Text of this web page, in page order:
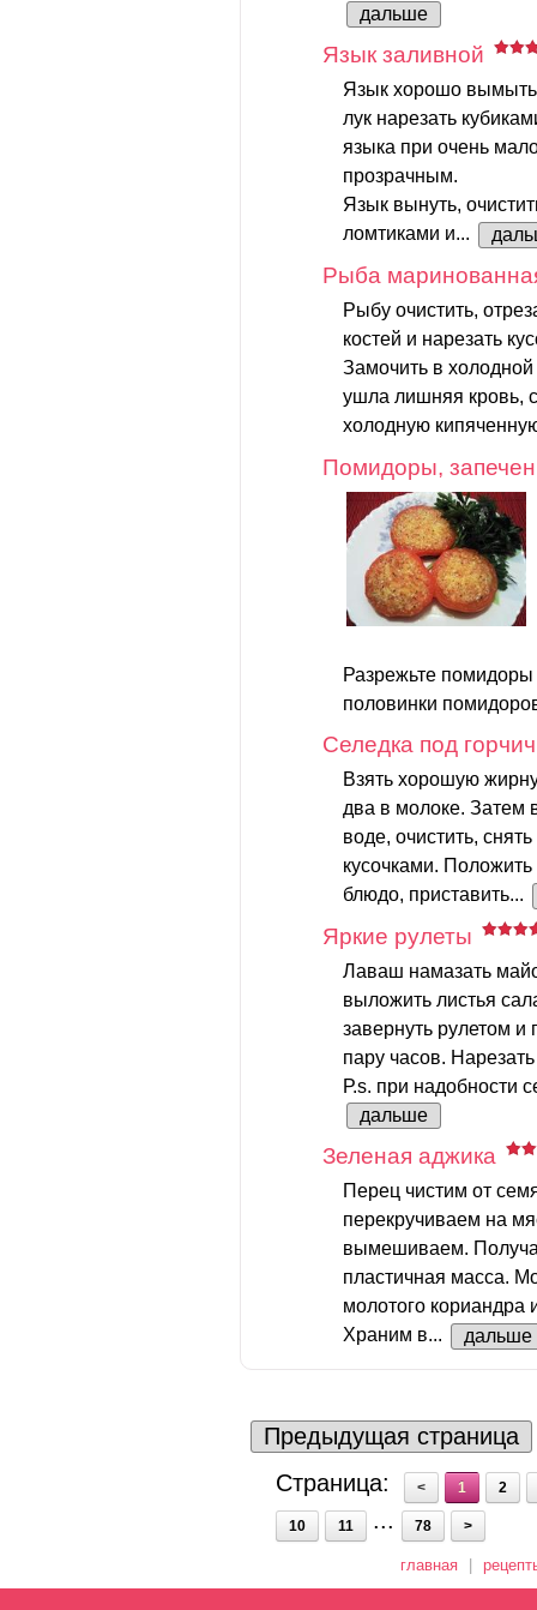
дальше
Язык заливной
Язык хорошо
лук нарезать
языка при очень
прозрачным.
Язык вынуть,
ломтиками и...
Рыба
Рыбу очистить,
костей и нарезать
Замочить в
ушла лишняя кровь,
холодную
Помидоры,
Разрежьте
половинки
Селедка под
Взять хорошую
два в молоке. Затем
воде, очистить,
кусочками.
блюдо, приставить...
Яркие рулеты
Лаваш намазать
выложить листья
завернуть рулетом и
пару часов.
Р.s. при надобности
дальше
Зеленая аджика
Перец чистим от
перекручиваем на
вымешиваем.
пластичная масса.
молотого кориандра
Храним в...
дальше
Предыдущая страница
Страница:
< 1 2
10 11 ... 78 >
главная